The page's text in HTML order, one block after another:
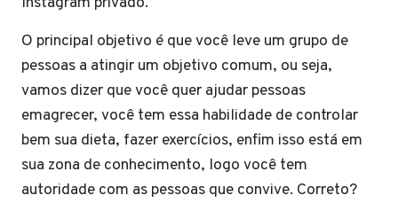
O principal objetivo é que você leve um grupo de
pessoas a atingir um objetivo comum, ou seja,
vamos dizer que você quer ajudar pessoas
emagrecer, você tem essa habilidade de controlar
bem sua dieta, fazer exercícios, enfim isso está em
sua zona de conhecimento, logo você tem
autoridade com as pessoas que convive. Correto?